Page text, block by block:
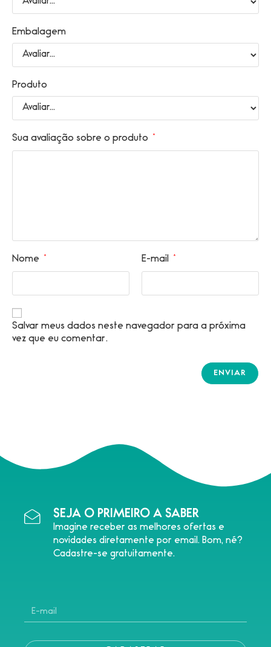
Embalagem
Produto
Sua avaliação sobre o produto *
Nome * E-mail *
Salvar meus dados neste navegador para a próxima
vez que eu comentar.
SEJA O PRIMEIRO A SABER
Imagine receber as melhores ofertas e
novidades diretamente por email. Bom, né?
Cadastre-se gratuitamente.